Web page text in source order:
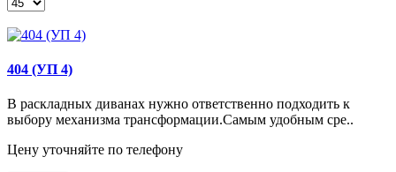
404 (УП 4)
В раскладных диванах нужно ответственно подходить к
выбору механизма трансформации.Самым удобным сре..
Цену уточняйте по телефону